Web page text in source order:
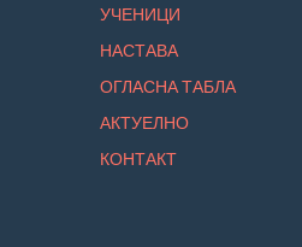
УЧЕНИЦИ
НАСТАВА
ОГЛАСНА ТАБЛА
АКТУЕЛНО
КОНТАКТ